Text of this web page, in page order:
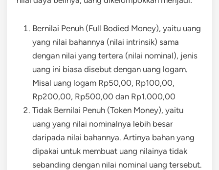
Bernilai Penuh (Full Bodied Money), yaitu uang
yang nilai bahannya (nilai intrinsik) sama
dengan nilai yang tertera (nilai nominal), jenis
uang ini biasa disebut dengan uang logam.
Misal uang logam Rp50,00, Rp100,00,
Rp200,00, Rp500,00 dan Rp1.000,00
Tidak Bernilai Penuh (Token Money), yaitu
uang yang nilai nominalnya lebih besar
daripada nilai bahannya. Artinya bahan yang
dipakai untuk membuat uang nilainya tidak
sebanding dengan nilai nominal uang tersebut.